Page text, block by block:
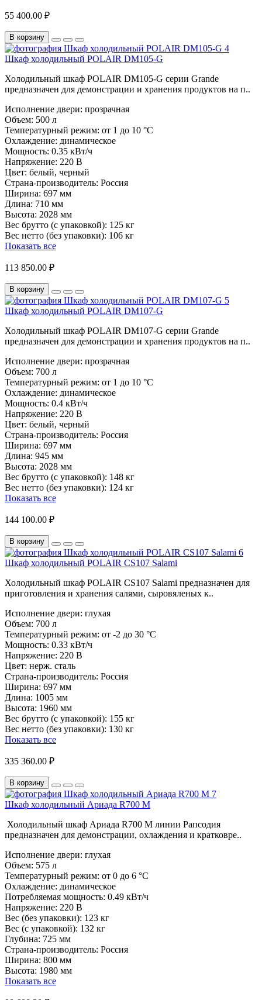
55 400.00 ₽
В корзину
Шкаф холодильный POLAIR DM105-G
Холодильный шкаф POLAIR DM105-G серии Grande
предназначен для демонстрации и хранения продуктов на п..
Исполнение двери: прозрачная
Объем: 500 л
Температурный режим: от 1 до 10 °C
Охлаждение: динамическое
Мощность: 0.35 кВт/ч
Напряжение: 220 В
Цвет: белый, черный
Страна-производитель: Россия
Ширина: 697 мм
Длина: 710 мм
Высота: 2028 мм
Вес брутто (с упаковкой): 125 кг
Вес нетто (без упаковки): 106 кг
Показать все
113 850.00 ₽
В корзину
Шкаф холодильный POLAIR DM107-G
Холодильный шкаф POLAIR DM107-G серии Grande
предназначен для демонстрации и хранения продуктов на п..
Исполнение двери: прозрачная
Объем: 700 л
Температурный режим: от 1 до 10 °C
Охлаждение: динамическое
Мощность: 0.4 кВт/ч
Напряжение: 220 В
Цвет: белый, черный
Страна-производитель: Россия
Ширина: 697 мм
Длина: 945 мм
Высота: 2028 мм
Вес брутто (с упаковкой): 148 кг
Вес нетто (без упаковки): 124 кг
Показать все
144 100.00 ₽
В корзину
Шкаф холодильный POLAIR CS107 Salami
Холодильный шкаф POLAIR CS107 Salami предназначен для
приготовления и хранения салями, сыровяленых к..
Исполнение двери: глухая
Объем: 700 л
Температурный режим: от -2 до 30 °C
Мощность: 0.33 кВт/ч
Напряжение: 220 В
Цвет: нерж. сталь
Страна-производитель: Россия
Ширина: 697 мм
Длина: 1005 мм
Высота: 1960 мм
Вес брутто (с упаковкой): 155 кг
Вес нетто (без упаковки): 130 кг
Показать все
335 360.00 ₽
В корзину
Шкаф холодильный Ариада R700 M
Холодильный шкаф Ариада R700 M линии Рапсодия
предназначен для демонстрации, охлаждения и кратковре..
Исполнение двери: глухая
Объем: 575 л
Температурный режим: от 0 до 6 °C
Охлаждение: динамическое
Потребляемая мощность: 0.49 кВт/ч
Напряжение: 220 В
Вес (без упаковки): 123 кг
Вес (с упаковкой): 132 кг
Глубина: 725 мм
Страна-производитель: Россия
Ширина: 800 мм
Высота: 1980 мм
Показать все